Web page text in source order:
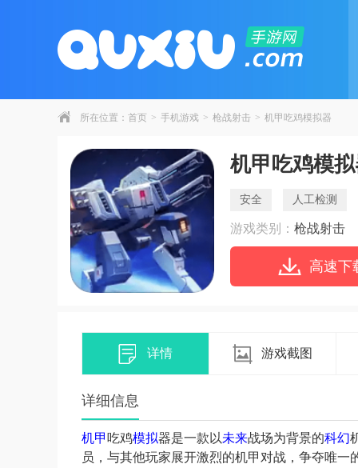
所在位置： 首页 > 手机游戏 > 枪战射击 > 机甲吃鸡模拟器
机甲吃鸡模
安全 人工检测
游戏类别： 枪战射击
高速下
详情 游戏截图
详细信息
机甲 吃鸡模拟器是一款以未来战场为背景的科幻
员，与其他玩家展开激烈的机甲对战，争夺唯